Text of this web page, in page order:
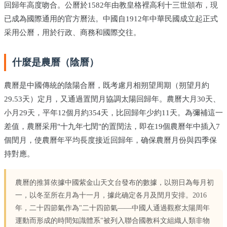
回歸年高度吻合。公曆於1582年由教皇格裡高利十三世頒布，現
已成為國際通用的官方曆法。中國自1912年中華民國成立起正式
采用公曆，用於行政、商務和國際交往。
什麼是農曆（陰曆）
農曆是中國傳統的陰陽合曆，既考慮月相朔望周期（朔望月約
29.53天）定月，又通過置閏月協調太陽回歸年。農曆大月30天、
小月29天，平年12個月約354天，比回歸年少約11天。為彌補這一
差值，農曆采用"十九年七閏"的置閏法，即在19個農曆年中插入7
個閏月，使農曆年平均長度接近回歸年，确保農曆月份與四季保
持對應。
農曆的推算依據中國紫金山天文台發布的數據，以朔日為每月初
一，以冬至所在月為十一月，據此确定各月及閏月安排。2016
年，二十四節氣作為"二十四節氣——中國人通過觀察太陽周年
運動而形成的時間知識體系"被列入聯合國教科文組織人類非物